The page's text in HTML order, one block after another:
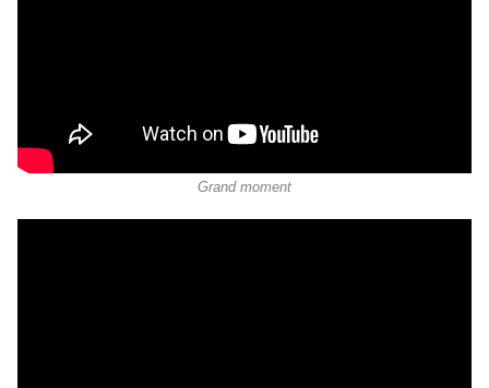
Grand moment